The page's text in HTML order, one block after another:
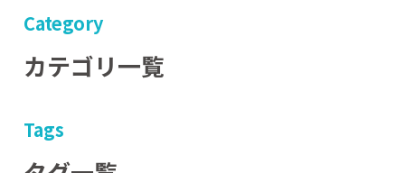
Category
カテゴリ一覧
Tags